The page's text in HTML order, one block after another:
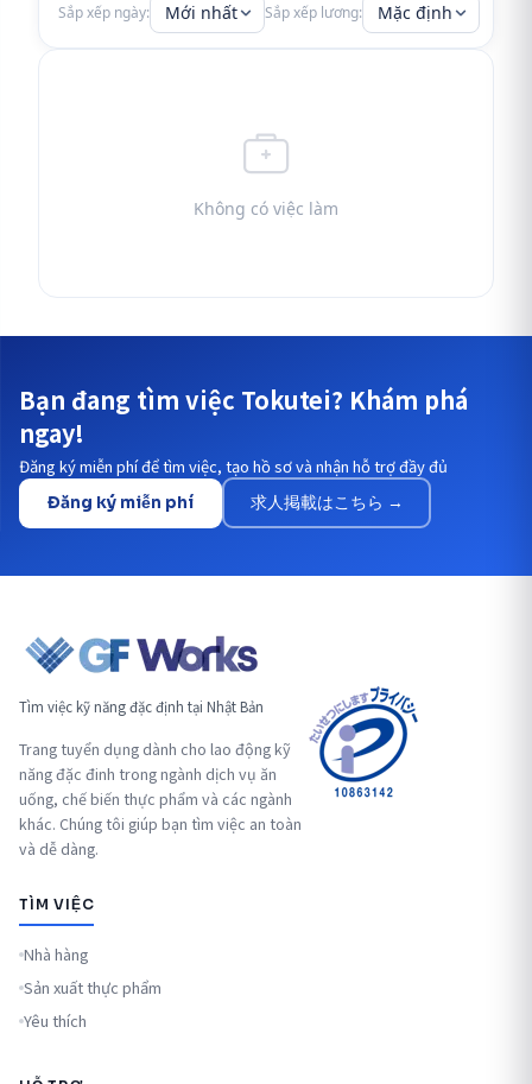
Sắp xếp ngày: Mới nhất Sắp xếp lương: Mặc định
Không có việc làm
Bạn đang tìm việc Tokutei? Khám phá
ngay!
Đăng ký miễn phí để tìm việc, tạo hồ sơ và nhận hỗ trợ đầy đủ
Đăng ký miễn phí 求人掲載はこちら →
Tìm việc kỹ năng đặc định tại Nhật Bản
Trang tuyển dụng dành cho lao động kỹ
năng đặc đinh trong ngành dịch vụ ăn
uống, chế biến thực phẩm và các ngành
khác. Chúng tôi giúp bạn tìm việc an toàn
và dễ dàng.
TÌM VIỆC
Nhà hàng
Sản xuất thực phẩm
Yêu thích